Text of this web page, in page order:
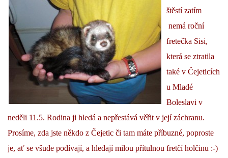
štěstí zatím
nemá roční
fretečka Sisi,
která se ztratila
také v Čejeticích
u Mladé
Boleslavi v
neděli 11.5. Rodina ji hledá a nepřestává věřit v její záchranu.
Prosíme, zda jste někdo z Čejetic či tam máte příbuzné, poproste
je, ať se všude podívají, a hledají milou přítulnou fretčí holčinu :-)